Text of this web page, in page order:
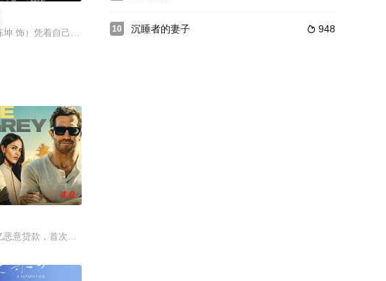
。女主角回到亲生父亲的身边被告知弟
法制环境，戴先生掌控的社团首当其冲在打击范围之内。是夜，戴先生
坤 饰）凭着自己的好手艺在大上海过着平凡的生活。日军侵占上海之后，一次意外的事故使他
登俱乐部，1975年作为珠穆朗玛峰日本女子登山队副队长兼攀登队
4.0
恶意贷款，首次讨要无果后，讨债公司老板瑞秋挺身而出。她集结布朗克和席德组成一支精英
10  948
沉睡者的妻子